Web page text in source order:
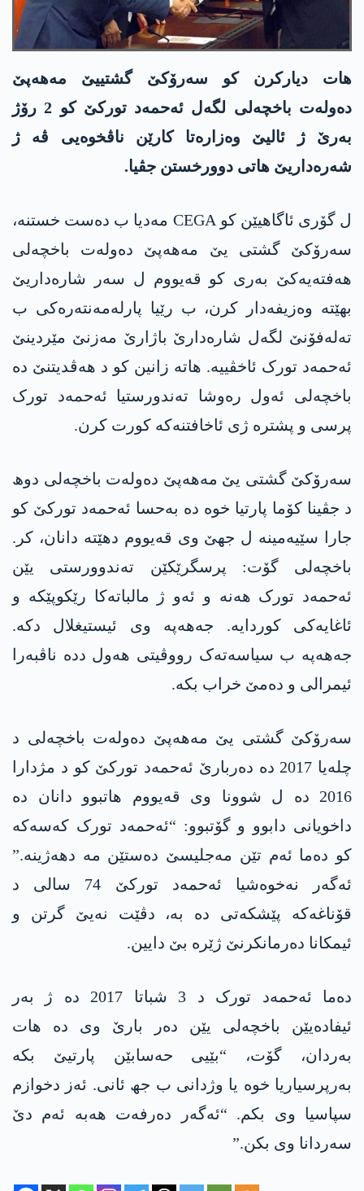
ھات دیارکرن کو سەرۆکێ گشتییێ مەھەپێ
دەولەت باخچەلی لگەل ئەحمەد تورکێ کو 2 رۆژ
بەرێ ژ ئالیێ وەزارەتا کارێن ناڤخوەیی ڤە ژ
شەرەداریێ ھاتی دوورخستن جڤیا.
ل گۆری ئاگاھیێن کو CEGA مەدیا ب دەست خستنە،
سەرۆکێ گشتی یێ مەھەپێ دەولەت باخچەلی
ھەفتەیەکێ بەری کو قەیووم ل سەر شارەداریێ
بهێتە وەزیفەدار کرن، ب رێیا پارلەمەنتەرەکی ب
تەلەفۆنێ لگەل شارەدارێ باژارێ مەزنێ مێردینێ
ئەحمەد تورک ئاخڤییە. ھاتە زانین کو د ھەڤدیتنێ دە
باخچەلی ئەول رەوشا تەندورستیا ئەحمەد تورک
پرسی و پشترە ژی ئاخافتنەکە کورت کرن.
سەرۆکێ گشتی یێ مەھەپێ دەولەت باخچەلی دوھ
د جڤینا کۆما پارتیا خوە دە بەحسا ئەحمەد تورکێ کو
جارا سێیەمینە ل جهێ وی قەیووم دهێتە دانان، کر.
باخچەلی گۆت: پرسگرێکێن تەندوورستی یێن
ئەحمەد تورک ھەنە و ئەو ژ مالباتەکا رێکوپێکە و
ئاغایەکی کوردایە. جەهەپە وی ئیستیغلال دکە.
جەهەپە ب سیاسەتەک رووڤیتی ھەول ددە ناڤبەرا
ئیمرالی و دەمێ خراب بکە.
سەرۆکێ گشتی یێ مەھەپێ دەولەت باخچەلی د
چلەیا 2017 دە دەربارێ ئەحمەد تورکێ کو د مژدارا
2016 دە ل شوونا وی قەیووم ھاتبوو دانان دە
داخویانی دابوو و گۆتبوو: “ئەحمەد تورک کەسەکە
کو دەما ئەم تێن مەجلیسێ دەستێن مە دھەژینە.”
ئەگەر نەخوەشیا ئەحمەد تورکێ 74 سالی د
قۆناغەکە پێشکەتی دە بە، دڤێت نەیێ گرتن و
ئیمکانا دەرمانکرنێ ژێرە بێ دایین.
دەما ئەحمەد تورک د 3 شباتا 2017 دە ژ بەر
ئیفادەیێن باخچەلی یێن دەر بارێ وی دە ھات
بەردان، گۆت، “بێیی حەسابێن پارتیێ بکە
بەرپرسیاریا خوە یا وژدانی ب جھ ئانی. ئەز دخوازم
سپاسیا وی بکم. “ئەگەر دەرفەت ھەبە ئەم دێ
سەردانا وی بکن.”